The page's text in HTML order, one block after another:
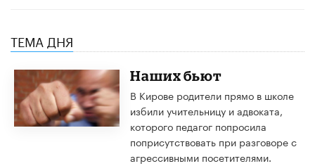
ТЕМА ДНЯ
Наших бьют
В Кирове родители прямо в школе
избили учительницу и адвоката,
которого педагог попросила
поприсутствовать при разговоре с
агрессивными посетителями.